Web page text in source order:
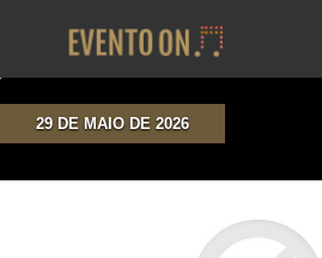
29 DE MAIO DE 2026